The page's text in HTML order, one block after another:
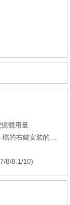
體用量
右鍵安裝的功能
8/8.1/10)